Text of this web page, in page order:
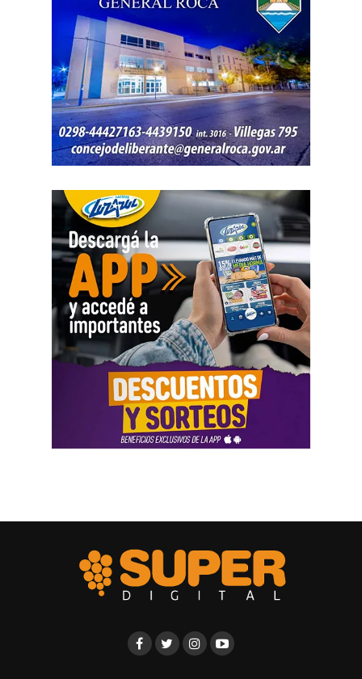
que tiene un impacto directo e indirecto sobre las
«Estamos viviendo una brutal disputa por el tiempo.
Mientras la reforma laboral ataca una de las conquistas
fundacionales como la jornada de 8 horas, instalando un
banco de horas flexible, que borra los límites entre lo
personal y lo laboral, debemos recurrir a varios empleos
para poder sostener la vida», dijo Chevalier y subrayó
asimétrica sobre las mujeres, provoca una crisis sobre los
cuidados y desorganiza los hogares».
Al abordar la persecución política a sindicalistas y
sindicatos, Biró sostuvo que «el Estado me ha iniciado
una persecución mediática, gremial, jurídica y personal
por ser el secretario general de la Asociación de Pilotos.
Se trata de una campaña abierta y pública de difamación
llevada adelante por funcionarios del gobierno, utilizando
la aplicación Mi Argentina o las carteleras de las
estaciones terminales. Usaron todos los recursos del
Estado. Me imputaron delitos penales, me hicieron saber
que perseguían a mi familia, a mi mujer y a mis hijas, y
tuve que presentar un habeas corpus preventivo».
sindicales como las que hicieron a los compañeros de La
Aeronáutico o las acciones judiciales contra 170
trabajadores del subte».
los comisionados de la CIDH hicieron algunos
cuestionamientos y solicitaron explicaciones a los